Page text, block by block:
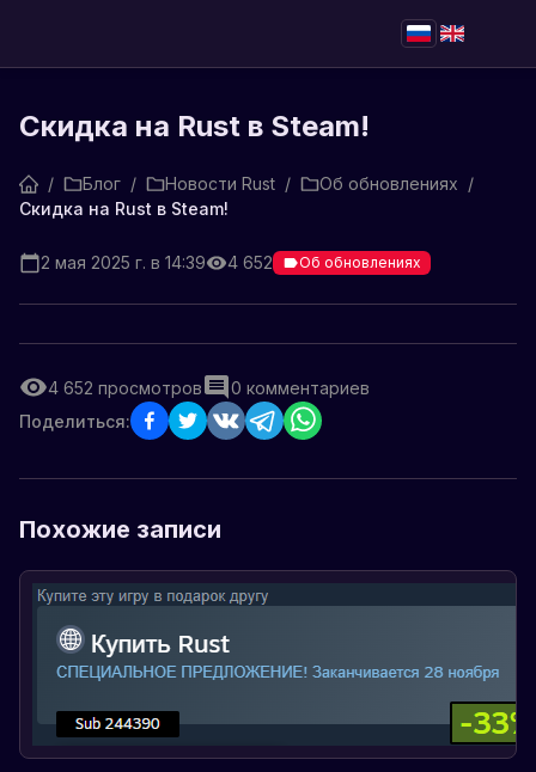
Скидка на Rust в Steam!
/ Блог / Новости Rust / Об обновлениях /
Скидка на Rust в Steam!
2 мая 2025 г. в 14:39 4 652 Об обновлениях
4 652 просмотров 0 комментариев
Поделиться:
Похожие записи